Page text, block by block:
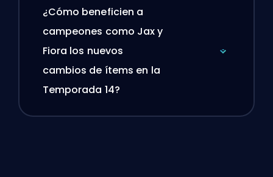
¿Cómo beneficien a
campeones como Jax y
Fiora los nuevos
cambios de ítems en la
Temporada 14?